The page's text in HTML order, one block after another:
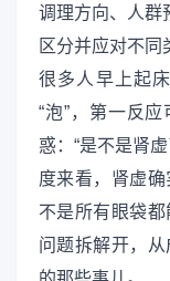
调理方向、人群
区分并应对不同
很多人早上起
“泡”，第一反
惑：“是不是肾
度来看，肾虚
不是所有眼袋
问题拆解开，